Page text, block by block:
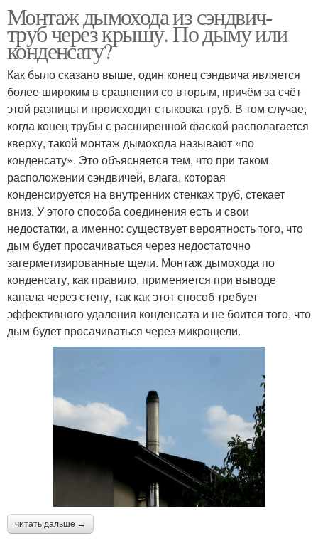
Монтаж дымохода из сэндвич-
труб через крышу. По дыму или
конденсату?
Как было сказано выше, один конец сэндвича является
более широким в сравнении со вторым, причём за счёт
этой разницы и происходит стыковка труб. В том случае,
когда конец трубы с расширенной фаской располагается
кверху, такой монтаж дымохода называют «по
конденсату». Это объясняется тем, что при таком
расположении сэндвичей, влага, которая
конденсируется на внутренних стенках труб, стекает
вниз. У этого способа соединения есть и свои
недостатки, а именно: существует вероятность того, что
дым будет просачиваться через недостаточно
загерметизированные щели. Монтаж дымохода по
конденсату, как правило, применяется при выводе
канала через стену, так как этот способ требует
эффективного удаления конденсата и не боится того, что
дым будет просачиваться через микрощели.
читать дальше →